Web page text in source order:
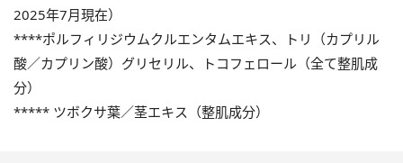
2025年7月現在）
****ポルフィリジウムクルエンタムエキス、トリ（カプリル
酸／カプリン酸）グリセリル、トコフェロール（全て整肌成
分）
***** ツボクサ葉／茎エキス（整肌成分）